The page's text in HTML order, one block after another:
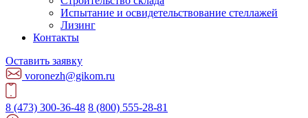
Испытание и освидетельствование стеллажей
Лизинг
Контакты
Оставить заявку
voronezh@gikom.ru
8 (473) 300-36-48 8 (800) 555-28-81